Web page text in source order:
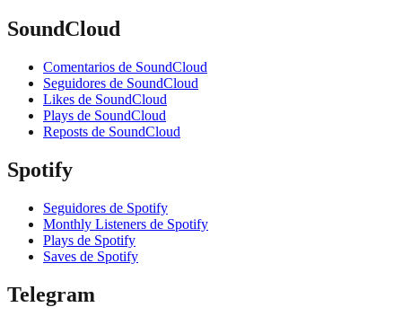
SoundCloud
Comentarios de SoundCloud
Seguidores de SoundCloud
Likes de SoundCloud
Plays de SoundCloud
Reposts de SoundCloud
Spotify
Seguidores de Spotify
Monthly Listeners de Spotify
Plays de Spotify
Saves de Spotify
Telegram